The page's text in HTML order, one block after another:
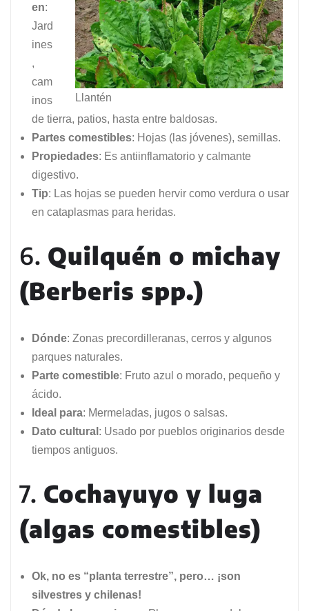
Llantén
en:
Jard
ines
,
cam
inos
de tierra, patios, hasta entre baldosas.
Partes comestibles: Hojas (las jóvenes), semillas.
Propiedades: Es antiinflamatorio y calmante
digestivo.
Tip: Las hojas se pueden hervir como verdura o usar
en cataplasmas para heridas.
6. Quilquén o michay
(Berberis spp.)
Dónde: Zonas precordilleranas, cerros y algunos
parques naturales.
Parte comestible: Fruto azul o morado, pequeño y
ácido.
Ideal para: Mermeladas, jugos o salsas.
Dato cultural : Usado por pueblos originarios desde
tiempos antiguos.
7. Cochayuyo y luga
(algas comestibles)
Ok, no es “planta terrestre”, pero… ¡son
silvestres y chilenas!